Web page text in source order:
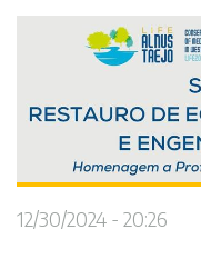
12/30/2024 - 20:26